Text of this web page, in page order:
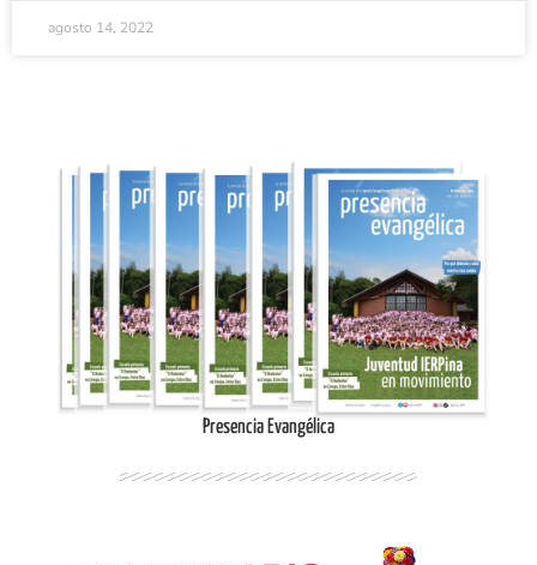
agosto 14, 2022
Ingresar
Presencia Evangélica